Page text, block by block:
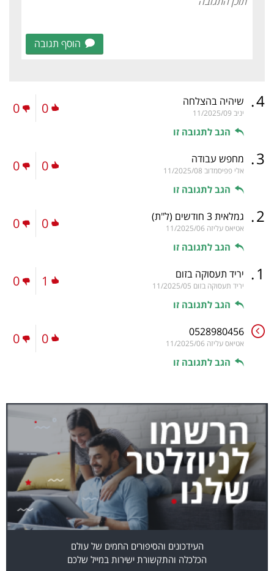
הוסף תגובה
4
. שיהיה בהצלחה
יניב 11/2025/09
הגב לתגובה זו
0
0
3
. מחפש עבודה
אלי פפיסמדוב 11/2025/08
הגב לתגובה זו
0
0
2
. גמלאית 3 חודשים (ל"ת)
אטיאס עליזה 11/2025/06
הגב לתגובה זו
0
0
1
. יריד תעסוקה בזום
יריד תעסוקה בזום 11/2025/05
הגב לתגובה זו
1
0
0528980456
אטיאס עליזה 11/2025/06
הגב לתגובה זו
0
0
העידכונים והסיפורים החמים של עולם
הכלכלה והתקשורת ישירות במייל שלכם